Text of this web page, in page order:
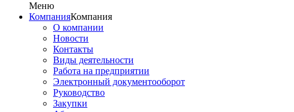
Меню
КомпанияКомпания
О компании
Новости
Контакты
Виды деятельности
Работа на предприятии
Электронный документооборот
Руководство
Закупки